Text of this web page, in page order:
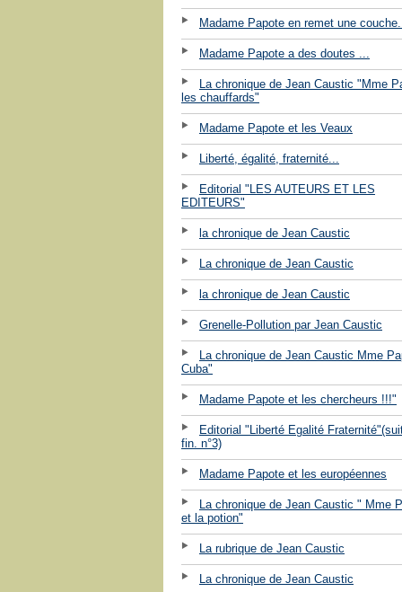
Madame Papote en remet une couche...
Madame Papote a des doutes ...
La chronique de Jean Caustic "Mme
les chauffards"
Madame Papote et les Veaux
Liberté, égalité, fraternité...
Editorial "LES AUTEURS ET LES
EDITEURS"
la chronique de Jean Caustic
La chronique de Jean Caustic
la chronique de Jean Caustic
Grenelle-Pollution par Jean Caustic
La chronique de Jean Caustic Mme
Cuba"
Madame Papote et les chercheurs !!!"
Editorial "Liberté Egalité
fin. n°3)
Madame Papote et les européennes
La chronique de Jean Caustic " Mme
et la potion"
La rubrique de Jean Caustic
La chronique de Jean Caustic